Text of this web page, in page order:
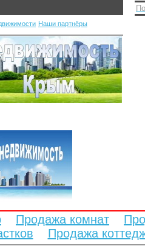
Наши партнёры
Продажа комнат
Продажа